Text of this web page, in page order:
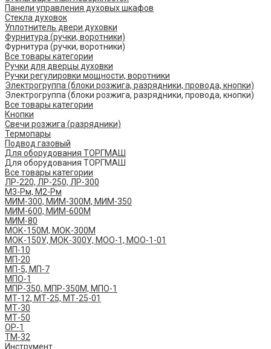
Панели управления духовых шкафов
Стекла духовок
Уплотнитель двери духовки
Фурнитура (ручки, воротники)
Фурнитура (ручки, воротники)
Все товары категории
Ручки для дверцы духовки
Ручки регулировки мощности, воротники
Электрогруппа (блоки розжига, разрядники, провода, кнопки)
Электрогруппа (блоки розжига, разрядники, провода, кнопки)
Все товары категории
Кнопки
Свечи розжига (разрядники)
Термопары
Подвод газовый
Для оборудования ТОРГМАШ
Для оборудования ТОРГМАШ
Все товары категории
ЛР-220, ЛР-250, ЛР-300
М3-Рм, М2-Рм
МИМ-300, МИМ-300М, МИМ-350
МИМ-600, МИМ-600М
МИМ-80
МОК-150М, МОК-300М
МОК-150У, МОК-300У, МОО-1, МОО-1-01
МП-10
МП-20
МП-5, МП-7
МПО-1
МПР-350, МПР-350М, МПО-1
МТ-12, МТ-25, МТ-25-01
МТ-30
МТ-50
ОР-1
ТМ-32
Инструмент